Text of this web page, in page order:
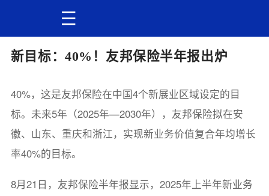
新目标：40%！友邦保险半年报出炉
40%，这是友邦保险在中国4个新展业区域设定的目
标。未来5年（2025年—2030年），友邦保险拟在安
徽、山东、重庆和浙江，实现新业务价值复合年均增长
率40%的目标。
8月21日，友邦保险半年报显示，2025年上半年新业务